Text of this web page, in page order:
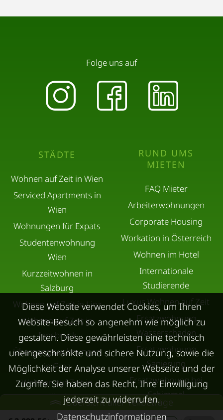
Übersicht aller Teilbeträge
STÄDTE
Wohnen auf Zeit in Wien
Serviced Apartments in
Wien
Wohnungen für Expats
Studentenwohnung
Wien
Kurzzeitwohnen in
Salzburg
Wohnen auf Zeit in Linz
Wohnen auf Zeit in
Innsbruck
Übergangswohnungen
in Graz
Wohnen auf Zeit in
Villach
Wohnen auf Zeit in Wels
RUND UMS
MIETEN
FAQ Mieter
Arbeiterwohnungen
Corporate Housing
Workation in Österreich
Wohnen im Hotel
Internationale
Studierende
Luxus Wohnen auf Zeit
Ersatzwohnung
Wasserschaden
Ersatzwohnung
Sanierung
Ersatzwohnung bei
Schimmel
Trennungswohnung
Folge uns auf
Diese Website verwendet Cookies, um Ihren
Website-Besuch so angenehm wie möglich zu
gestalten. Diese gewährleisten eine technisch
uneingeschränkte und sichere Nutzung, sowie die
Möglichkeit der Analyse unserer Webseite und der
Zugriffe. Sie haben das Recht, Ihre Einwilligung
jederzeit zu widerrufen.
Datenschutzinformationen